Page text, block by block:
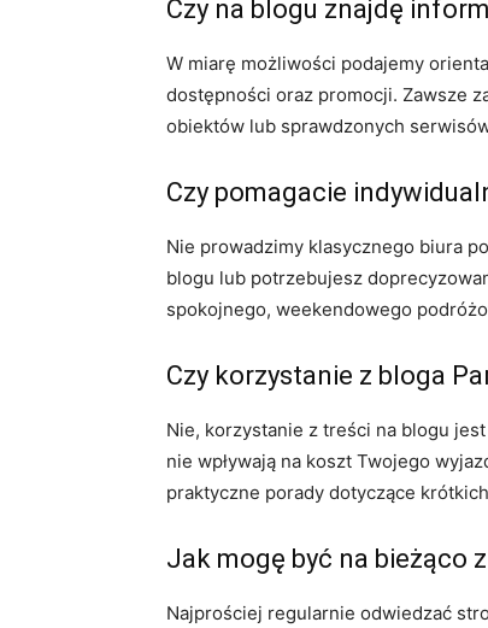
Czy na blogu znajdę
W miarę możliwości podajemy
dostępności oraz promocji. Zawsze
obiektów lub sprawdzonych
Czy pomagacie
Nie prowadzimy klasycznego biura
blogu lub potrzebujesz
spokojnego, weekendowego
Czy korzystanie z bloga
Nie, korzystanie z treści na blogu
nie wpływają na koszt Twojego
praktyczne porady dotyczące
Jak mogę być na bieżąco
Najprościej regularnie odwiedzać